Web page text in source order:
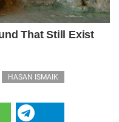
HASAN ISMAIK